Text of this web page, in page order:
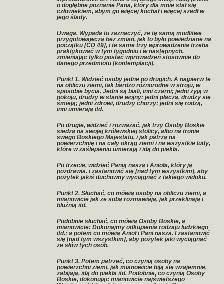
o dogłębne poznanie Pana, który dla mnie stał się
człowiekiem, abym go więcej kochał i więcej szedł w
jego ślady.
Uwaga. Wypada tu zaznaczyć, że tę samą modlitwę
przygotowawczą bez zmian, jak to było powiedziane na
początku [ĆD 49], i te same trzy wprowadzenia trzeba
praktykować w tym tygodniu i w następnych,
zmieniając tylko postać wprowadzeń stosownie do
danego przedmiotu [kontemplacji].
Punkt 1. Widzieć osoby jedne po drugich. A najpierw te
na obliczu ziemi, tak bardzo różnorodne w stroju, w
sposobie bycia. Jedni są biali, inni czarni; jedni żyją w
pokoju, drudzy w stanie wojny; jedni płaczą, drudzy się
śmieją; jedni zdrowi, drudzy chorzy; jedni się rodzą,
inni umierają itd.
Po drugie, widzieć i rozważać, jak trzy Osoby Boskie
siedzą na swojej królewskiej stolicy, albo na tronie
swego Boskiego Majestatu, i jak patrzą na
powierzchnię i na cały okrąg ziemi i na wszystkie ludy,
które w zaślepieniu umierają i idą do piekła.
Po trzecie, widzieć Panią naszą i Anioła, który ją
pozdrawia. i zastanowić się [nad tym wszystkim], aby
pożytek jakiś duchowny wyciągnąć z takiego widoku.
Punkt 2. Słuchać, co mówią osoby na obliczu ziemi, a
mianowicie jak ze sobą rozmawiają, jak przeklinają i
bluźnią itd.
Podobnie słuchać, co mówią Osoby Boskie, a
mianowicie: Dokonajmy odkupienia rodzaju ludzkiego
itd.; a potem co mówią Anioł i Pani nasza. I zastanowić
się [nad tym wszystkim], aby pożytek jaki wyciągnąć
ze słów tych osób.
Punkt 3. Potem patrzeć, co czynią osoby na
powierzchni ziemi, jak mianowicie biją się wzajemnie,
zabijają, idą do piekła itd. Podobnie, co czynią Osoby
Boskie, dokonując mianowicie najświętszego